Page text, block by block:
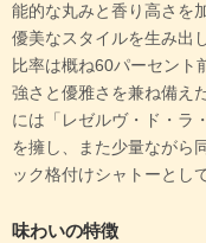
能的な丸みと香り高さを
優美なスタイルを生み出
比率は概ね60パーセント
強さと優雅さを兼ね備え
には「レゼルヴ・ド・ラ
を擁し、また少量ながら
ック格付けシャトーとし
味わいの特徴